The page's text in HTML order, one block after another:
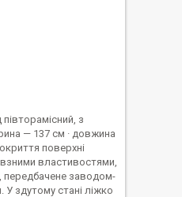
з
— 137 см · довжина
поверхні
властивостями,
передбачене заводом-
У здутому стані ліжко